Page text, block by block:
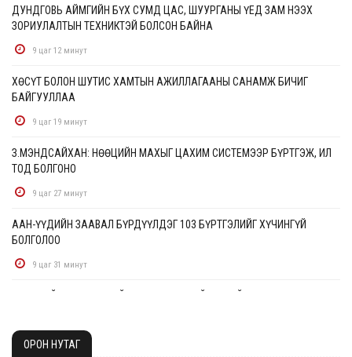
ДУНДГОВЬ АЙМГИЙН БҮХ СУМД ЦАС, ШУУРГАНЫ ҮЕД ЗАМ НЭЭХ
ЗОРИУЛАЛТЫН ТЕХНИКТЭЙ БОЛСОН БАЙНА
9 цаг 12 минут
ХӨСҮТ БОЛОН ШУТИС ХАМТЫН АЖИЛЛАГААНЫ САНАМЖ БИЧИГ
БАЙГУУЛЛАА
9 цаг 19 минут
З.МЭНДСАЙХАН: НӨӨЦИЙН МАХЫГ ЦАХИМ СИСТЕМЭЭР БҮРТГЭЖ, ИЛ
ТОД БОЛГОНО
9 цаг 27 минут
ААН-ҮҮДИЙН ЗААВАЛ БҮРДҮҮЛДЭГ 103 БҮРТГЭЛИЙГ ХҮЧИНГҮЙ
БОЛГОЛОО
9 цаг 31 минут
ОРОН НУТАГ